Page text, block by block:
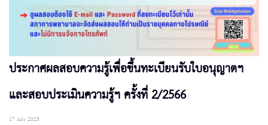
ประกาศผลสอบความรู้เพื่อขึ้นทะเบียนรับใบอนุญาตฯ
และสอบประเมินความรู้ฯ ครั้งที่ 2/2566
17 July 2023